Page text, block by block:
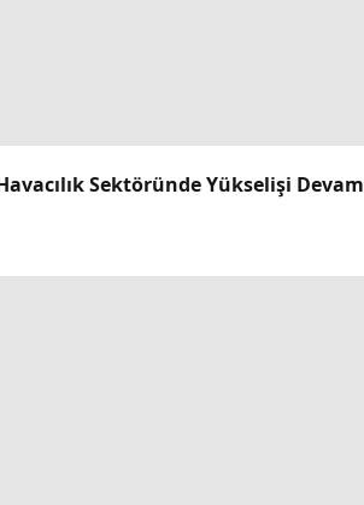
Sektöründe Yükselişi Devam